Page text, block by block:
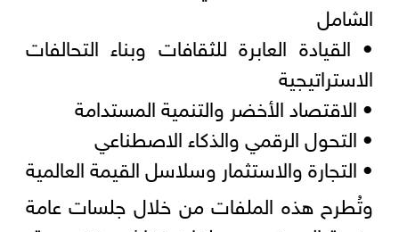
الشامل
• القيادة العابرة للثقافات وبناء التحالفات
الاستراتيجية
• الاقتصاد الأخضر والتنمية المستدامة
• التحول الرقمي والذكاء الاصطناعي
• التجارة والاستثمار وسلاسل القيمة العالمية
وتُطرح هذه الملفات من خلال جلسات عامة